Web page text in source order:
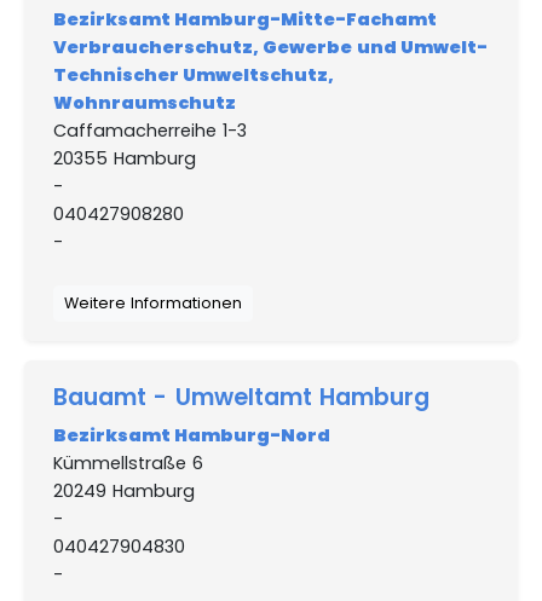
Bezirksamt Hamburg-Mitte-Fachamt
Verbraucherschutz, Gewerbe und Umwelt-
Technischer Umweltschutz,
Wohnraumschutz
Caffamacherreihe 1-3
20355 Hamburg
-
040427908280
-
Weitere Informationen
Bauamt - Umweltamt Hamburg
Bezirksamt Hamburg-Nord
Kümmellstraße 6
20249 Hamburg
-
040427904830
-